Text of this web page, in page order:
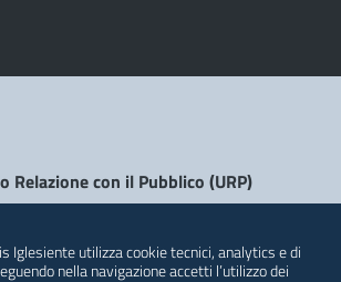
con il Pubblico (URP)
Iglesiente utilizza cookie tecnici, analytics e di
nella navigazione accetti l’utilizzo dei